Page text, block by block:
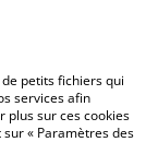
petits fichiers qui
services afin
plus sur ces cookies
« Paramètres des